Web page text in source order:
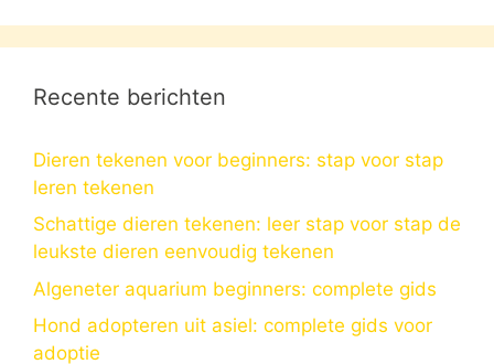
Recente berichten
Dieren tekenen voor beginners: stap voor stap
leren tekenen
Schattige dieren tekenen: leer stap voor stap de
leukste dieren eenvoudig tekenen
Algeneter aquarium beginners: complete gids
Hond adopteren uit asiel: complete gids voor
adoptie